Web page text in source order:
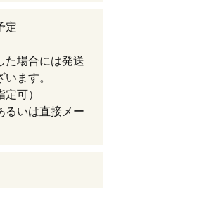
定
た場合には発送
ます。
可）
るいは直接メー